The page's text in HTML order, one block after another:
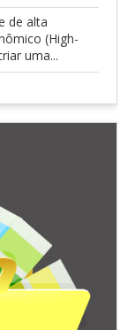
de alta
(High-
uma...